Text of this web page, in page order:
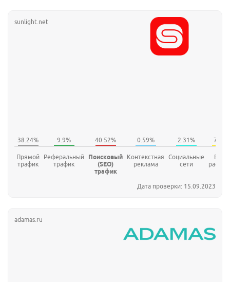
sunlight.net
Прямой
трафик
Реферальный
трафик
Поисковый
(SEO)
трафик
Контекстная
реклама
Социальные
сети
E-
Дата проверки: 15.09.2023
adamas.ru